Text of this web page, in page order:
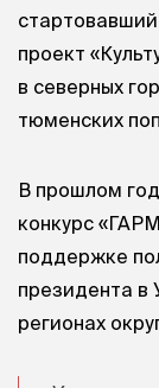
проект
в северных
тюменских
В прошлом
конкурс
поддержке
президента
регионах